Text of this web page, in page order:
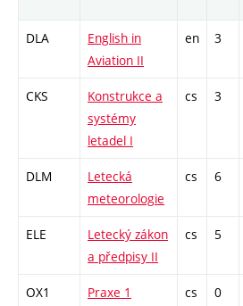
DLA
English in
Aviation II
en 3
CKS
Konstrukce a
systémy
letadel I
cs 3
DLM
Letecká
meteorologie
cs 6
ELE
Letecký zákon
a předpisy II
cs 5
OX1 Praxe 1 cs 0